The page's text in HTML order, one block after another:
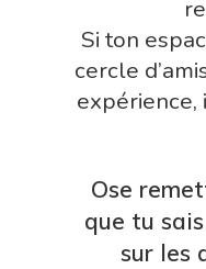
Si ton
cercle
expérience,
Ose
que tu
sur les